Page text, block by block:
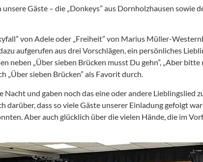
Gäste – die „Donkeys” aus Dornholzhausen sowie
von Adele oder „Freiheit” von Marius Müller-
aufgerufen aus drei Vorschlägen, ein persönliches
„Über sieben Brücken musst Du gehn”, „Aber bitte
„Über sieben Brücken” als Favorit durch.
und gaben noch das eine oder andere Lieblingslied
dass so viele Gäste unserer Einladung gefolgt
Aber auch glücklich über die vielen Hände, die im